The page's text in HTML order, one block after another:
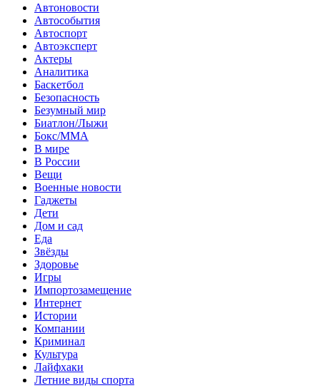
Автоновости
Автособытия
Автоспорт
Автоэксперт
Актеры
Аналитика
Баскетбол
Безопасность
Безумный мир
Биатлон/Лыжи
Бокс/MMA
В мире
В России
Вещи
Военные новости
Гаджеты
Дети
Дом и сад
Еда
Звёзды
Здоровье
Игры
Импортозамещение
Интернет
Истории
Компании
Криминал
Культура
Лайфхаки
Летние виды спорта